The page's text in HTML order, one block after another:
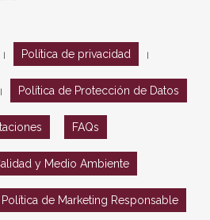
Política de privacidad
Política de Protección de Datos
FAQs
y Medio Ambiente
Política de Marketing Responsable